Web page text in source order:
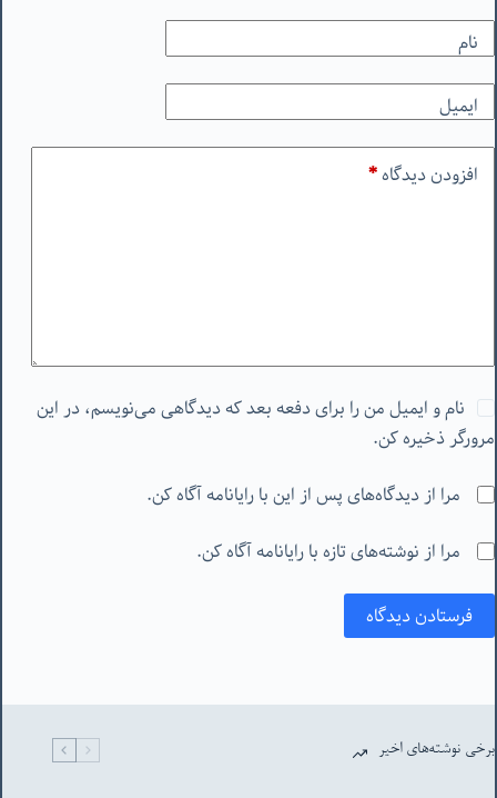
نام
ایمیل
افزودن دیدگاه*
نام و ایمیل من را برای دفعه بعد که دیدگاهی می‌نویسم، در این
مرورگر ذخیره کن.
مرا از دیدگاه‌های پس از این با رایانامه آگاه کن.
مرا از نوشته‌های تازه با رایانامه آگاه کن.
فرستادن دیدگاه
برخی نوشته‌های اخیر